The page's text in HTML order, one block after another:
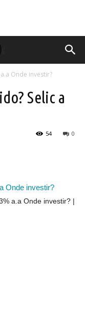
Onde investir?
Selic a
0
54
Onde investir?
a.a Onde investir?